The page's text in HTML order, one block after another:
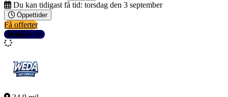
Du kan tidigast få tid: torsdag den 3 september
Öppettider
Få offerter
Detaljer